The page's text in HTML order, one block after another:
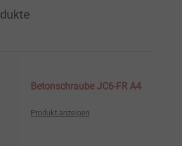
Betonschraube JC6-FR A4
Produkt anzeigen